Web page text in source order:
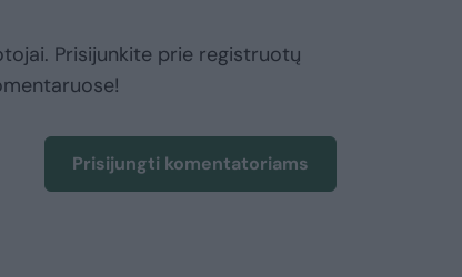
Prisijunkite prie registruotų
Prisijungti komentatoriams